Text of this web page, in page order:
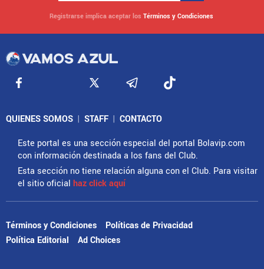
Registrarse implica aceptar los Términos y Condiciones
QUIENES SOMOS | STAFF | CONTACTO
Este portal es una sección especial del portal Bolavip.com
con información destinada a los fans del Club.
Esta sección no tiene relación alguna con el Club. Para visitar
el sitio oficial haz click aquí
Términos y Condiciones
Políticas de Privacidad
Política Editorial
Ad Choices